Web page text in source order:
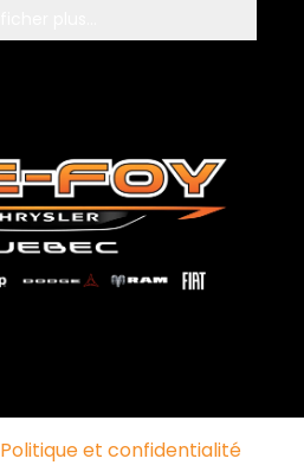
Politique et confidentialité